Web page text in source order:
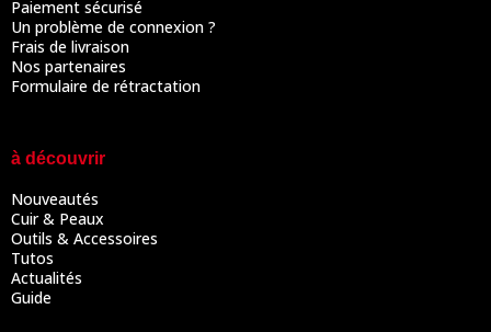
Paiement sécurisé
Un problème de connexion ?
Frais de livraison
Nos partenaires
Formulaire de rétractation
à découvrir
Nouveautés
Cuir & Peaux
Outils & Accessoires
Tutos
Actualités
Guide